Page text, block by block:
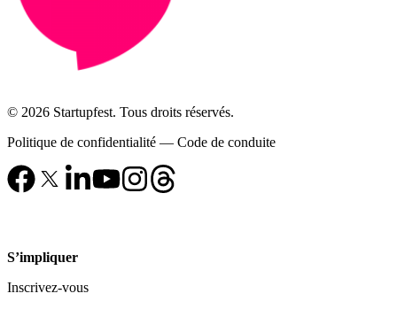
© 2026 Startupfest. Tous droits réservés.
Politique de confidentialité — Code de conduite
S’impliquer
Inscrivez-vous